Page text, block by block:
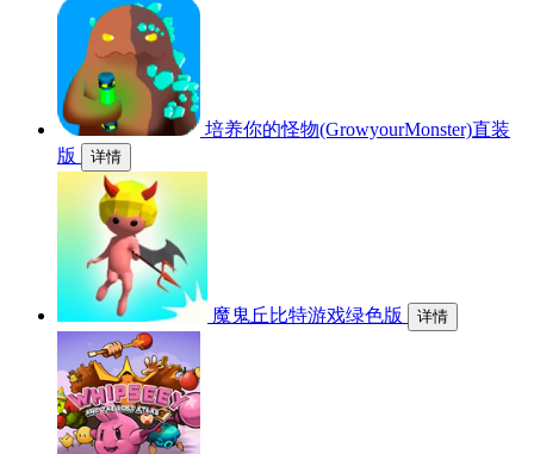
培养你的怪物(GrowyourMonster)直装
版
详情
魔鬼丘比特游戏绿色版 详情